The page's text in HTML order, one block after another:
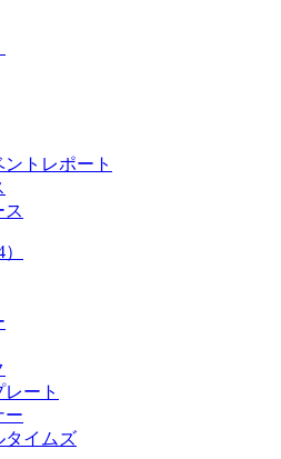
トレポート
ス
ート
ー
タイムズ